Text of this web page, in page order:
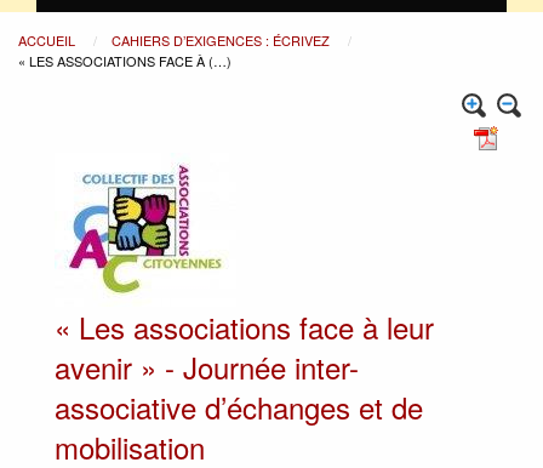
ACCUEIL
CAHIERS D’EXIGENCES : ÉCRIVEZ
« LES ASSOCIATIONS FACE À (…)
« Les associations face à leur
avenir » - Journée inter-
associative d’échanges et de
mobilisation